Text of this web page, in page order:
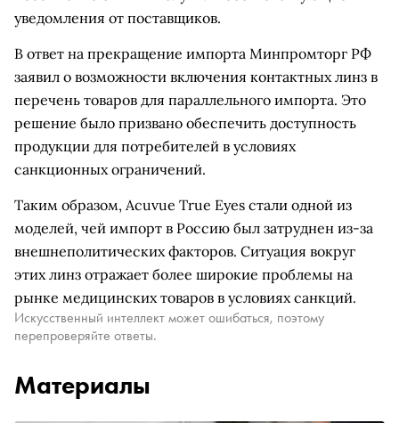
уведомления от поставщиков.
В ответ на прекращение импорта Минпромторг РФ
заявил о возможности включения контактных линз в
перечень товаров для параллельного импорта. Это
решение было призвано обеспечить доступность
продукции для потребителей в условиях
санкционных ограничений.
Таким образом, Acuvue True Eyes стали одной из
моделей, чей импорт в Россию был затруднен из-за
внешнеполитических факторов. Ситуация вокруг
этих линз отражает более широкие проблемы на
рынке медицинских товаров в условиях санкций.
Искусственный интеллект может ошибаться, поэтому
перепроверяйте ответы.
Материалы